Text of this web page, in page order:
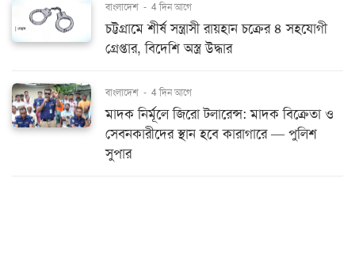
বাংলাদেশ - 4 দিন আগে
চট্টগ্রামে শীর্ষ সন্ত্রাসী রায়হান চক্রের ৪ সহযোগী
গ্রেপ্তার, বিদেশি অস্ত্র উদ্ধার
বাংলাদেশ - 4 দিন আগে
মাদক নির্মূলে জিরো টলারেন্স: মাদক বিক্রেতা ও
সেবনকারীদের স্থান হবে কারাগারে — পুলিশ
সুপার